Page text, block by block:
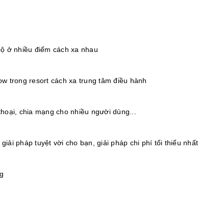
ở nhiều điểm cách xa nhau
trong resort cách xa trung tâm điều hành
chia mạng cho nhiều người dùng...
giải pháp tuyệt vời cho bạn, giải pháp chi phí tối thiểu